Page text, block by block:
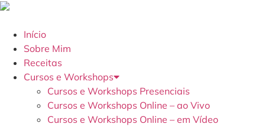
Início
Sobre Mim
Receitas
Cursos e Workshops
Cursos e Workshops Presenciais
Cursos e Workshops Online – ao Vivo
Cursos e Workshops Online – em Vídeo